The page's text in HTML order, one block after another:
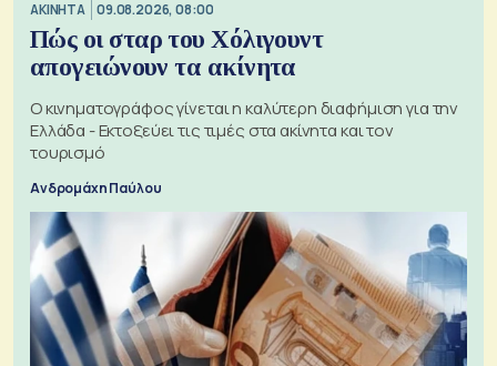
ΑΚΙΝΗΤΑ 09.08.2026, 08:00
Πώς οι σταρ του Χόλιγουντ
απογειώνουν τα ακίνητα
Ο κινηματογράφος γίνεται η καλύτερη διαφήμιση για την
Ελλάδα - Εκτοξεύει τις τιμές στα ακίνητα και τον
τουρισμό
Ανδρομάχη Παύλου